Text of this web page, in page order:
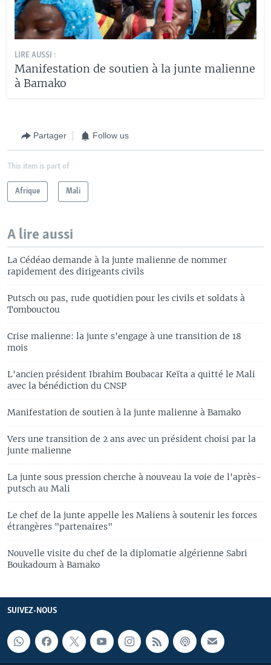
LIRE AUSSI :
Manifestation de soutien à la junte malienne
à Bamako
Partager Follow us
This item is part of
Afrique Mali
A lire aussi
La Cédéao demande à la junte malienne de nommer
rapidement des dirigeants civils
Putsch ou pas, rude quotidien pour les civils et soldats à
Tombouctou
Crise malienne: la junte s'engage à une transition de 18
mois
L'ancien président Ibrahim Boubacar Keïta a quitté le Mali
avec la bénédiction du CNSP
Manifestation de soutien à la junte malienne à Bamako
Vers une transition de 2 ans avec un président choisi par la
junte malienne
La junte sous pression cherche à nouveau la voie de l'après-
putsch au Mali
Le chef de la junte appelle les Maliens à soutenir les forces
étrangères "partenaires"
Nouvelle visite du chef de la diplomatie algérienne Sabri
Boukadoum à Bamako
SUIVEZ-NOUS